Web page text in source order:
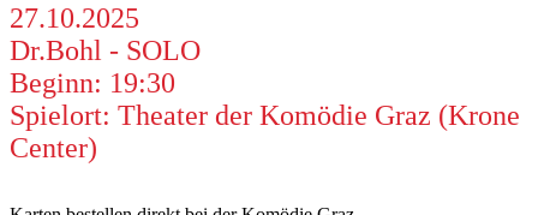
27.10.2025
Dr.Bohl - SOLO
Beginn: 19:30
Spielort: Theater der Komödie Graz (Krone
Center)